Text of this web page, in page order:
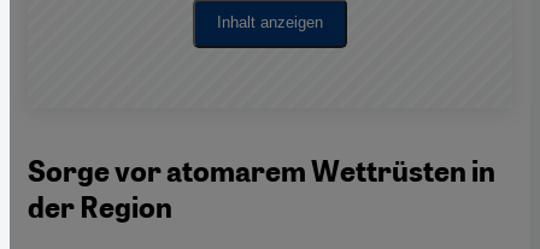
Inhalt anzeigen
Sorge vor atomarem Wettrüsten in
der Region